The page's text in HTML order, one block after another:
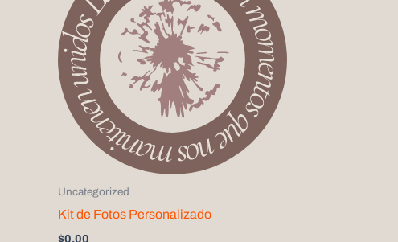
Uncategorized
Kit de Fotos Personalizado
$0,00